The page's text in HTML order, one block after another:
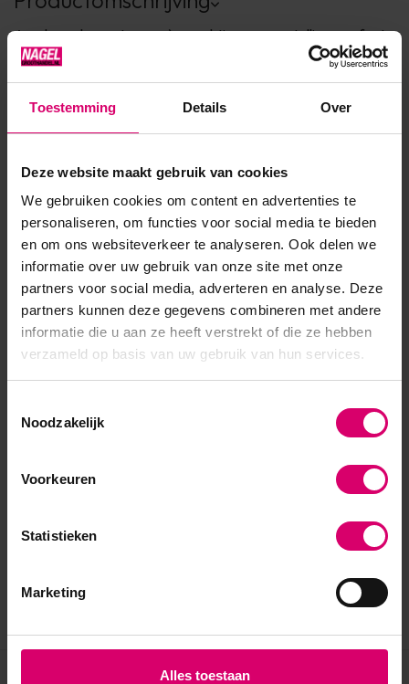
Toestemming Details Over
Deze website maakt gebruik van cookies
We gebruiken cookies om content en advertenties te
personaliseren, om functies voor social media te bieden
en om ons websiteverkeer te analyseren. Ook delen we
informatie over uw gebruik van onze site met onze
partners voor social media, adverteren en analyse. Deze
partners kunnen deze gegevens combineren met andere
informatie die u aan ze heeft verstrekt of die ze hebben
verzameld op basis van uw gebruik van hun services.
Noodzakelijk
Voorkeuren
Statistieken
Marketing
Alles toestaan
Acryl poeder met een crèmeachtige samenstelling, perfecte
controleerbare applicatie en specialistische verwerking.
worden.
Artikelnummer
SKU 80468